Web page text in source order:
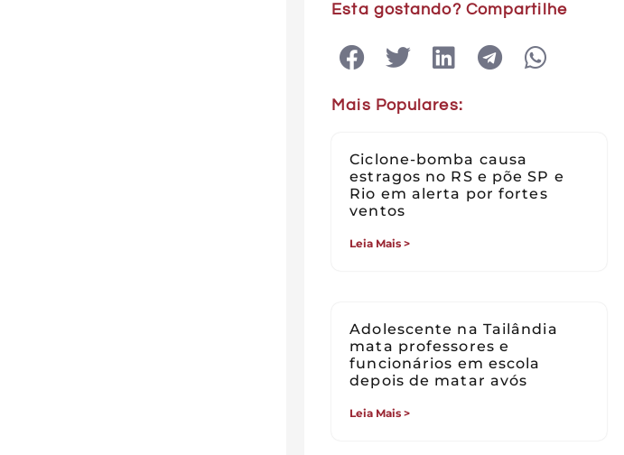
Esta gostando? Compartilhe
Mais Populares:
Ciclone-bomba causa
estragos no RS e põe SP e
Rio em alerta por fortes
ventos
Leia Mais >
Adolescente na Tailândia
mata professores e
funcionários em escola
depois de matar avós
Leia Mais >